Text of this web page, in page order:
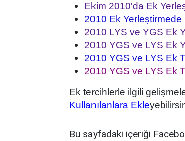
Ekim 2010'da Ek
2010 Ek Yerleştirmede
2010 LYS ve YGS Ek
2010 YGS ve LYS Ek
2010 YGS ve LYS Ek
2010 YGS ve LYS Ek
Ek tercihlerle ilgili
Kullanılanlara Ekle
Bu sayfadaki içeriği